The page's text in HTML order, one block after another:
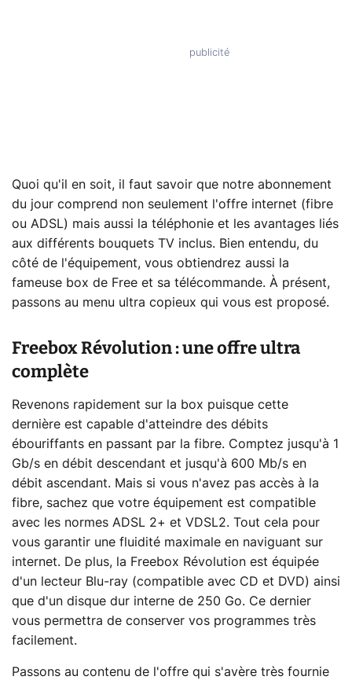
Quoi qu'il en soit, il faut savoir que notre abonnement
du jour comprend non seulement l'offre internet (fibre
ou ADSL) mais aussi la téléphonie et les avantages liés
aux différents bouquets TV inclus. Bien entendu, du
côté de l'équipement, vous obtiendrez aussi la
fameuse box de Free et sa télécommande. À présent,
passons au menu ultra copieux qui vous est proposé.
Freebox Révolution : une offre ultra
complète
Revenons rapidement sur la box puisque cette
dernière est capable d'atteindre des débits
ébouriffants en passant par la fibre. Comptez jusqu'à 1
Gb/s en débit descendant et jusqu'à 600 Mb/s en
débit ascendant. Mais si vous n'avez pas accès à la
fibre, sachez que votre équipement est compatible
avec les normes ADSL 2+ et VDSL2. Tout cela pour
vous garantir une fluidité maximale en naviguant sur
internet. De plus, la Freebox Révolution est équipée
d'un lecteur Blu-ray (compatible avec CD et DVD) ainsi
que d'un disque dur interne de 250 Go. Ce dernier
vous permettra de conserver vos programmes très
facilement.
Passons au contenu de l'offre qui s'avère très fournie